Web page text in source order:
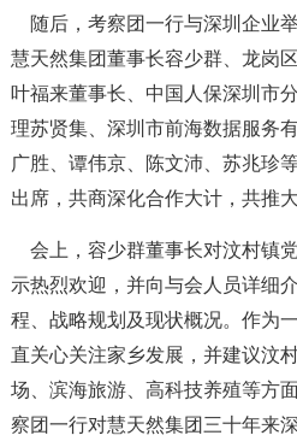
随后，考察团一行与深圳企业
慧天然集团董事长容少群、龙岗
叶福来董事长、中国人保深圳市
理苏贤集、深圳市前海数据服务
广胜、谭伟京、陈文沛、苏兆珍
出席，共商深化合作大计，共推
会上，容少群董事长对汶村镇
示热烈欢迎，并向与会人员详细
程、战略规划及现状概况。作为
直关心关注家乡发展，并建议汶
场、滨海旅游、高科技养殖等方
察团一行对慧天然集团三十年来